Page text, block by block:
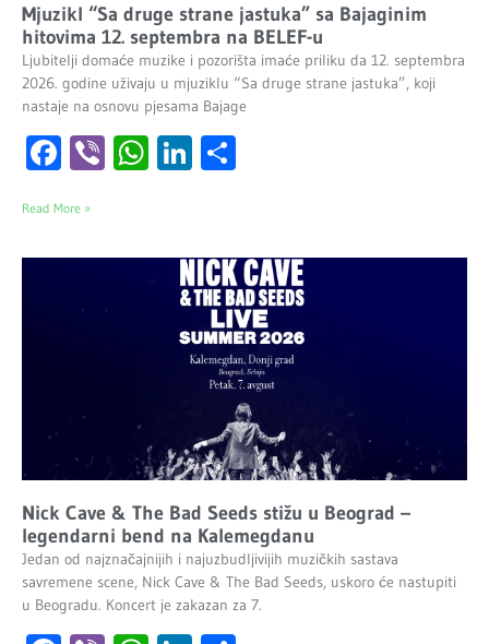
Mjuzikl “Sa druge strane jastuka” sa Bajaginim
hitovima 12. septembra na BELEF-u
Ljubitelji domaće muzike i pozorišta imaće priliku da 12. septembra
2026. godine uživaju u mjuziklu “Sa druge strane jastuka”, koji
nastaje na osnovu pjesama Bajage
Facebook
ViberWhatsApp
LinkedIn
Read More »
Nick Cave & The Bad Seeds stižu u Beograd –
legendarni bend na Kalemegdanu
Jedan od najznačajnijih i najuzbudljivijih muzičkih sastava
savremene scene, Nick Cave & The Bad Seeds, uskoro će nastupiti
u Beogradu. Koncert je zakazan za 7.